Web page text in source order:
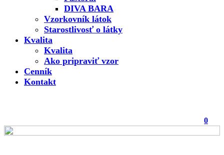
DIVA BARA
Vzorkovník látok
Starostlivosť o látky
Kvalita
Kvalita
Ako pripraviť vzor
Cenník
Kontakt
0